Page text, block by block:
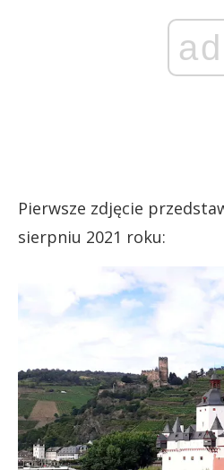
ad
Pierwsze zdjęcie
sierpniu 2021 roku: